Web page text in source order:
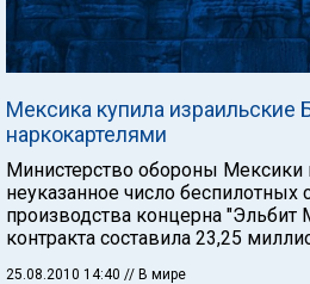
Мексика купила
наркокартелями
Министерство обороны Мексики
неуказанное число беспилотных
производства концерна "Эльбит
контракта составила 23,25
25.08.2010 14:40 // В мире